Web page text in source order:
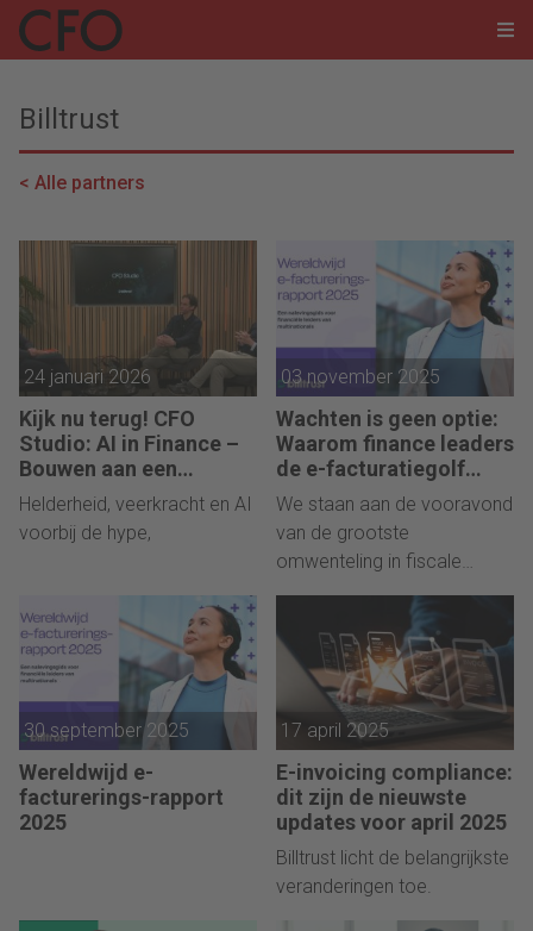
Billtrust
< Alle partners
24 januari 2026
Kijk nu terug! CFO
Studio: AI in Finance –
Bouwen aan een
veerkrachtige
organisatie
Helderheid, veerkracht en AI
voorbij de hype,
03 november 2025
Wachten is geen optie:
Waarom finance leaders
de e-facturatiegolf
onderschatten
We staan aan de vooravond
van de grootste
omwenteling in fiscale
de meeste bedrijven totaal
onvoorbereid.
30 september 2025
Wereldwijd e-
facturerings-rapport
2025
17 april 2025
E-invoicing compliance:
dit zijn de nieuwste
updates voor april 2025
Billtrust licht de belangrijkste
veranderingen toe.